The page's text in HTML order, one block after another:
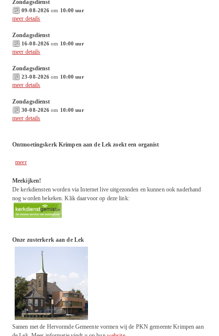
Zondagsdienst
09-08-2026 om 10:00 uur
meer details
Zondagsdienst
16-08-2026 om 10:00 uur
meer details
Zondagsdienst
23-08-2026 om 10:00 uur
meer details
Zondagsdienst
30-08-2026 om 10:00 uur
meer details
Ontmoetingskerk Krimpen aan de Lek zoekt een organist
meer
Meekijken!
De kerkdiensten worden via Internet live uitgezonden en kunnen ook naderhand
nog worden bekeken. Klik daarvoor op deze link:
Onze zusterkerk aan de Lek
Samen met de Hervormde Gemeente vormen wij de PKN gemeente Krimpen aan